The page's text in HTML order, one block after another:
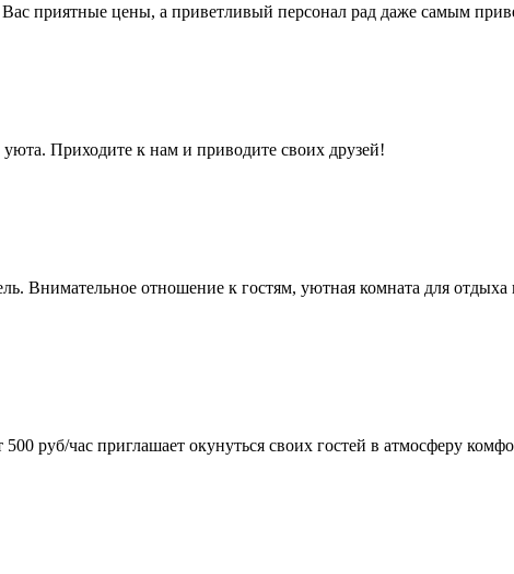
приятные цены, а приветливый персонал рад даже самым
Приходите к нам и приводите своих друзей!
Внимательное отношение к гостям, уютная комната для
руб/час приглашает окунуться своих гостей в атмосферу